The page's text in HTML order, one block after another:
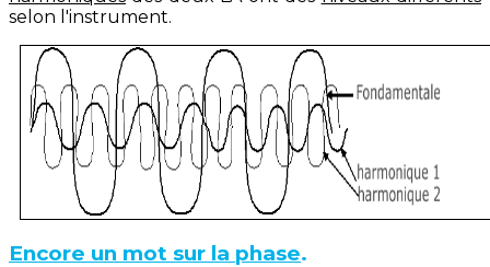
selon l'instrument.
Encore un mot sur la phase.